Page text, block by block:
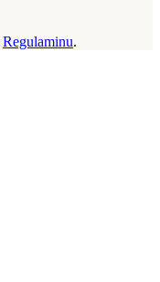
Regulaminu.